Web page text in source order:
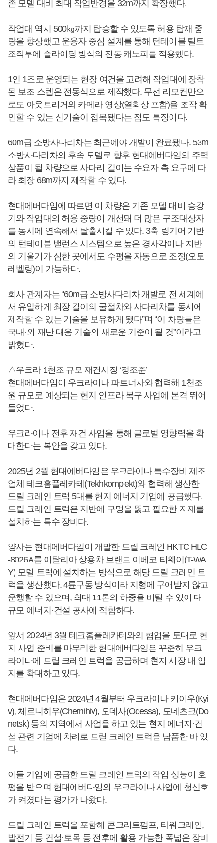
존 모델 대비 최대 작업반경을 32m까지 확장했다.
작업대 역시 500㎏까지 탑승할 수 있도록 허용 탑재 중
량을 향상했고 운용자 중심 설계를 통해 턴테이블 틸트
조작부에 슬라이딩 방식의 전동 캐노피를 적용했다.
1인 1조로 운영되는 현장 여건을 고려해 작업대에 장착
된 보조 스텝은 전동식으로 제작했다. 무선 리모컨만으
로도 아웃트리거와 카메라 영상(열화상 포함)을 조작 확
인할 수 있는 신기술이 접목됐다는 점도 특징이다.
60m급 소방사다리차는 최근에야 개발이 완료됐다. 53m
소방사다리차의 후속 모델로 향후 현대에버다임의 주력
상품이 될 차량으로 사다리 길이는 수요자 측 요구에 따
라 최장 68m까지 제작할 수 있다.
현대에버다임에 따르면 이 차량은 기존 모델 대비 승강
기와 작업대의 허용 중량이 개선돼 더 많은 구조대상자
를 동시에 연속해서 탈출시킬 수 있다. 3축 링기어 기반
의 턴테이블 밸런스 시스템으로 높은 경사각이나 지반
의 기울기가 심한 곳에서도 수평을 자동으로 조정(오토
레벨링)이 가능하다.
회사 관계자는 “60m급 소방사다리차 개발로 전 세계에
서 유일하게 최장 길이의 굴절차와 사다리차를 동시에
제작할 수 있는 기술을 보유하게 됐다”며 “이 차량들은
국내·외 재난 대응 기술의 새로운 기준이 될 것”이라고
밝혔다.
△우크라 1천조 규모 재건시장 ‘정조준’
현대에버다임이 우크라이나 파트너사와 협력해 1천조
원 규모로 예상되는 현지 인프라 복구 사업에 본격 뛰어
들었다.
우크라이나 전후 재건 사업을 통해 글로벌 영향력을 확
대한다는 복안을 갖고 있다.
2025년 2월 현대에버다임은 우크라이나 특수장비 제조
업체 테크홈플레카테(Tekhkomplekt)와 협력해 생산한
드릴 크레인 트럭 5대를 현지 에너지 기업에 공급했다.
드릴 크레인 트럭은 지반에 구멍을 뚫고 필요한 자재를
설치하는 특수 장비다.
양사는 현대에버다임이 개발한 드릴 크레인 HKTC HLC
-8026A를 이탈리아 상용차 브랜드 이베코 티웨이(T-WA
Y) 모델 트럭에 설치하는 방식으로 해당 드릴 크레인 트
럭을 생산했다. 4륜구동 방식이라 지형에 구애받지 않고
운행할 수 있으며, 최대 11톤의 하중을 버틸 수 있어 대
규모 에너지·건설 공사에 적합하다.
앞서 2024년 3월 테크홈플레카테와의 협업을 토대로 현
지 사업 준비를 마무리한 현대에버다임은 꾸준히 우크
라이나에 드릴 크레인 트럭을 공급하며 현지 시장 내 입
지를 확대하고 있다.
현대에버다임은 2024년 4월부터 우크라이나 키이우(Kyi
v), 체르니히우(Chernihiv), 오데사(Odessa), 도네츠크(Do
netsk) 등의 지역에서 사업을 하고 있는 현지 에너지·건
설 관련 기업에 차례로 드릴 크레인 트럭을 납품한 바 있
다.
이들 기업에 공급한 드릴 크레인 트럭의 작업 성능이 호
평을 받으며 현대에버다임의 우크라이나 사업에 청신호
가 켜졌다는 평가가 나왔다.
드릴 크레인 트럭을 포함해 콘크리트펌프, 타워크레인,
발전기 등 건설·토목 등 전후에 활용 가능한 폭넓은 장비